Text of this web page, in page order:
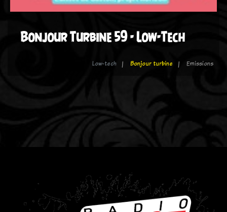
Bonjour Turbine 59 - Low-Tech
Low-tech Bonjour turbine Emissions